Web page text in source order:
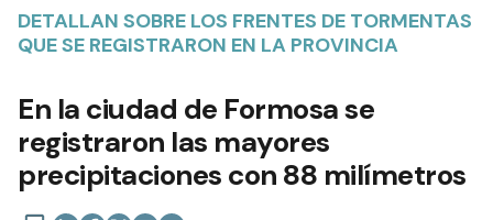
DETALLAN SOBRE LOS FRENTES DE TORMENTAS
QUE SE REGISTRARON EN LA PROVINCIA
En la ciudad de Formosa se
registraron las mayores
precipitaciones con 88 milímetros